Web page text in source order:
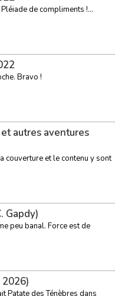
de compliments !...
Bravo !
autres aventures
couverture et le contenu y sont
Gapdy)
peu banal. Force est de
Patate des Ténèbres dans